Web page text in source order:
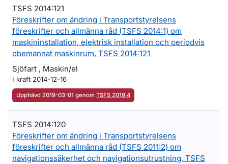
TSFS 2014:121
Föreskrifter om ändring i Transportstyrelsens
föreskrifter och allmänna råd (TSFS 2014:1) om
maskininstallation, elektrisk installation och periodvis
obemannat maskinrum, TSFS 2014:121
Sjöfart , Maskin/el
I kraft 2014-12-16
Upphävd 2019-03-01 genom TSFS 2019:4
TSFS 2014:120
Föreskrifter om ändring i Transportstyrelsens
föreskrifter och allmänna råd (TSFS 2011:2) om
navigationssäkerhet och navigationsutrustning, TSFS